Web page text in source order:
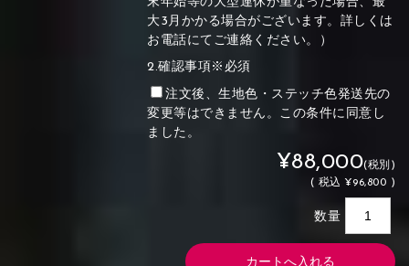
大3月かかる場合がございます。詳しくは
お電話にてご連絡ください。）
2.確認事項※必須
注文後、生地色・ステッチ色発送先の
変更等はできません。この条件に同意し
ました。
¥88,000(税別)
( 税込 ¥96,800 )
数量